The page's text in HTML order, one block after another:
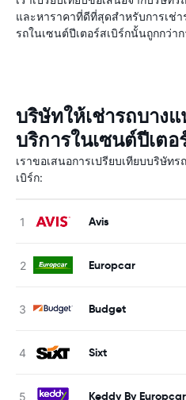
และหาราคาที่ดีที่สุดสำหรับการเช่
รถในเซนต์ปีเตอร์สเบิร์กนั้นถูกกว่า
บริษัทให้เช่ารถบาง
บริการในเซนต์ปีเตอ
เราขอเสนอการเปรียบเทียบบริษัท
เบิร์ก:
Avis
Europcar
Budget
Sixt
Keddy By Europcar